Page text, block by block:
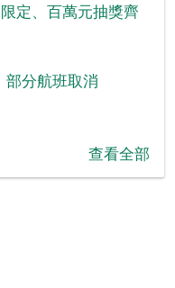
定、百萬元抽獎齊
分航班取消
查看全部